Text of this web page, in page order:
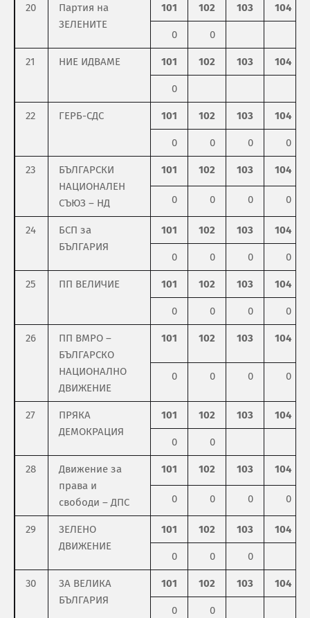
20
Партия на
ЗЕЛЕНИТЕ
101 102 103 104
0 0
21 НИЕ ИДВАМЕ 101 102 103 104
0
22 ГЕРБ-СДС 101 102 103 104
0 0 0 0
23
БЪЛГАРСКИ
НАЦИОНАЛЕН
СЪЮЗ – НД
101 102 103 104
0 0 0 0
24
БСП за
БЪЛГАРИЯ
101 102 103 104
0 0 0 0
25 ПП ВЕЛИЧИЕ 101 102 103 104
0 0 0 0
26
ПП ВМРО –
БЪЛГАРСКО
НАЦИОНАЛНО
ДВИЖЕНИЕ
101 102 103 104
0 0 0 0
27
ПРЯКА
ДЕМОКРАЦИЯ
101 102 103 104
0 0
28
Движение за
права и
свободи – ДПС
101 102 103 104
0 0 0 0
29
ЗЕЛЕНО
ДВИЖЕНИЕ
101 102 103 104
0 0 0
30
ЗА ВЕЛИКА
БЪЛГАРИЯ
101 102 103 104
0 0